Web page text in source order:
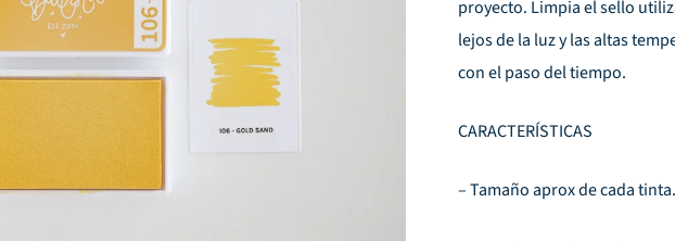
proyecto. Limpia el sello
lejos de la luz y las altas
con el paso del tiempo.
CARACTERÍSTICAS
– Tamaño aprox de cada